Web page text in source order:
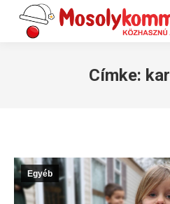
Címke:
Egyéb